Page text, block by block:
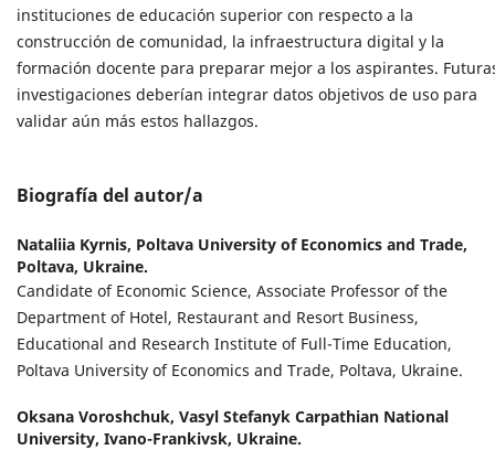
instituciones de educación superior con respecto a la
construcción de comunidad, la infraestructura digital y la
formación docente para preparar mejor a los aspirantes.
investigaciones deberían integrar datos objetivos de uso para
validar aún más estos hallazgos.
Biografía del autor/a
Nataliia Kyrnis, Poltava University of Economics and Trade,
Poltava, Ukraine.
Candidate of Economic Science, Associate Professor of the
Department of Hotel, Restaurant and Resort Business,
Educational and Research Institute of Full-Time Education,
Poltava University of Economics and Trade, Poltava, Ukraine.
Oksana Voroshchuk, Vasyl Stefanyk Carpathian National
University, Ivano-Frankivsk, Ukraine.